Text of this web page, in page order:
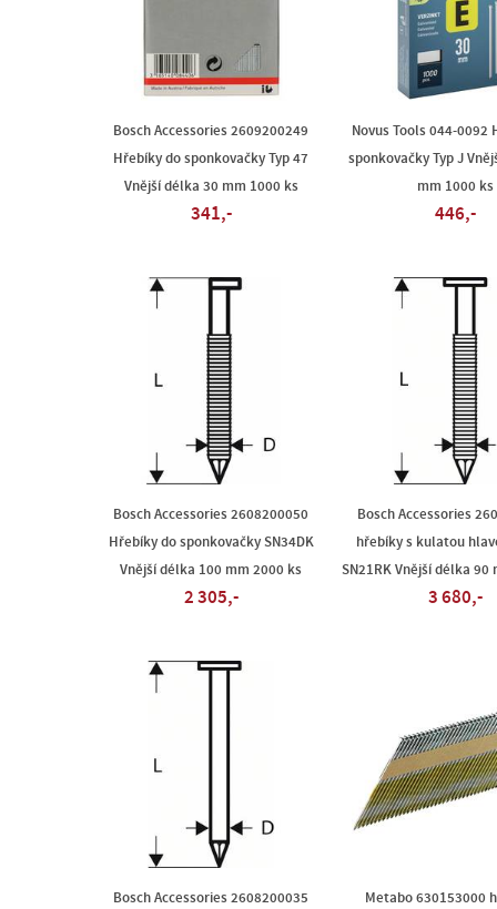
Bosch Accessories 2609200249
Hřebíky do sponkovačky Typ 47
Vnější délka 30 mm 1000 ks
341,-
Novus Tools 044-0092
sponkovačky Typ J
mm 1000 ks
446,-
Bosch Accessories 2608200050
Hřebíky do sponkovačky SN34DK
Vnější délka 100 mm 2000 ks
2 305,-
Bosch Accessories
hřebíky s kulatou
SN21RK Vnější délka 90
3 680,-
Bosch Accessories 2608200035
Metabo 630153000